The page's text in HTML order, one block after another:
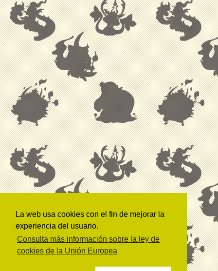
La web usa cookies con el fin de mejorar la
experiencia del usuario.
Consulta más información sobre la ley de
cookies de la Unión Europea